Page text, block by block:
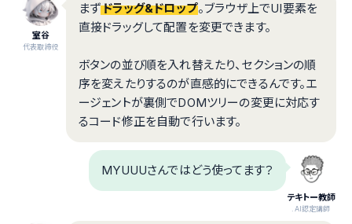
室谷
代表取締役
まずドラッグ&ドロップ。ブラウザ上でUI要素を
直接ドラッグして配置を変更できます。
ボタンの並び順を入れ替えたり、セクションの順
序を変えたりするのが直感的にできるんです。エ
ージェントが裏側でDOMツリーの変更に対応す
るコード修正を自動で行います。
テキトー教師
.AI認定講師
MYUUUさんではどう使ってます？